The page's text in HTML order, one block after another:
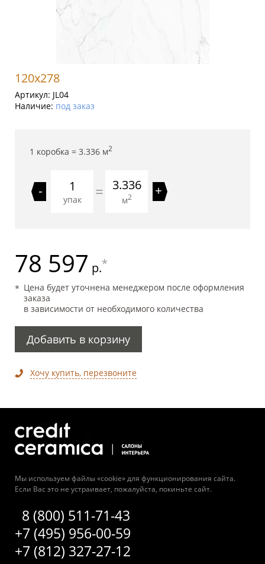
120x278
Артикул: JL04
Наличие: под заказ
1 коробка = 3.336 м2
-
упак = 3.336
м2 +
78 597 р.*
Цена будет уточнена менеджером после оформления
заказа
в зависимости от необходимого количества
Добавить в корзину
Хочу купить, перезвоните
Мы используем файлы «cookie» для функционирования сайта.
Если Вас это не устраивает, пожалуйста, покиньте сайт.
8 (800) 511-71-43
+7 (495) 956-00-59
+7 (812) 327-27-12